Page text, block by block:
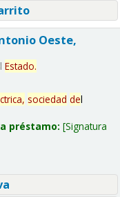
Oeste,
l Estado.
sociedad del
préstamo: Signatura